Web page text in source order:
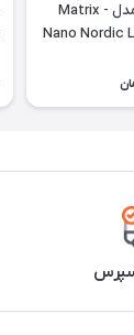
عينك آفتابی بليز مدل Matrix -
Nano Nordic